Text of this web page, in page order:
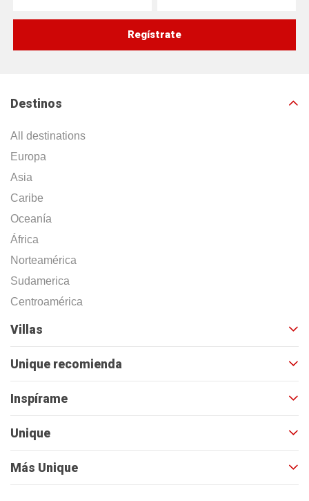
Destinos
All destinations
Europa
Asia
Caribe
Oceanía
África
Norteamérica
Sudamerica
Centroamérica
Villas
Unique recomienda
Inspírame
Unique
Más Unique